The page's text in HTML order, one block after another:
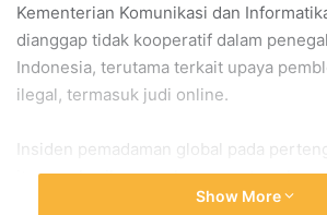
Kementerian Komunikasi dan
dianggap tidak kooperatif dalam
Indonesia, terutama terkait upaya
ilegal, termasuk judi online.
Insiden pemadaman global pada
itu memberikan gambaran nyata
Cloudflare dalam menopang arsitektur
Show More